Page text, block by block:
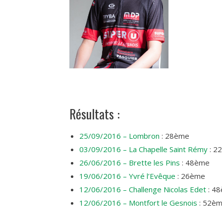
Résultats :
25/09/2016 – Lombron : 28ème
03/09/2016 – La Chapelle Saint Rémy :
26/06/2016 – Brette les Pins : 48ème
19/06/2016 – Yvré l’Evêque : 26ème
12/06/2016 – Challenge Nicolas Edet :
12/06/2016 – Montfort le Gesnois :